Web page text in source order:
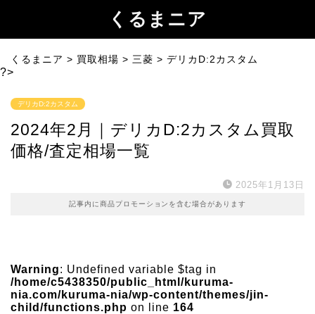
くるまニア
くるまニア > 買取相場 > 三菱 > デリカD:2カスタム
?>
デリカD:2カスタム
2024年2月｜デリカD:2カスタム買取
価格/査定相場一覧
2025年1月13日
記事内に商品プロモーションを含む場合があります
Warning: Undefined variable $tag in
/home/c5438350/public_html/kuruma-
nia.com/kuruma-nia/wp-content/themes/jin-
child/functions.php on line 164